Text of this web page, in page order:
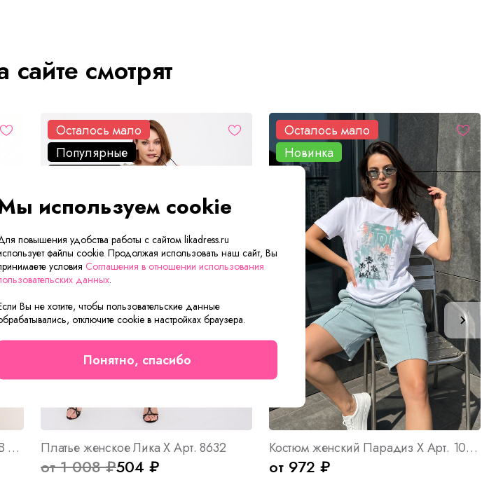
смотрят
Толстовка женская Гармония К WB Арт. 10533
Осталось мало
Популярные
Платье женское Лика Х Арт. 8632
от 1 008 ₽504 ₽
Осталось мало
Новинка
Костюм женский Парадиз Х Арт. 10339
от 972 ₽
используем cookie
повышения удобства работы с сайтом likadress.ru
файлы cookie. Продолжая использовать наш сайт, Вы
условия Соглашения в отношении использования
данных.
Вы не хотите, чтобы пользовательские данные
отключите cookie в настройках браузера.
Понятно, спасибо